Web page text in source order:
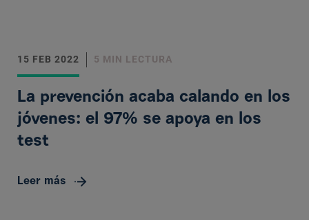
15 FEB 2022 5 MIN LECTURA
La prevención acaba calando en los
jóvenes: el 97% se apoya en los
test
Leer más